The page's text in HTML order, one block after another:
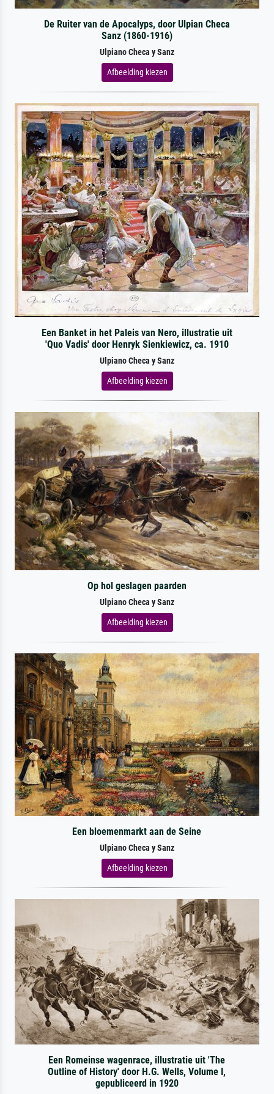
De Ruiter van de Apocalyps, door Ulpian Checa
Sanz (1860-1916)
Ulpiano Checa y Sanz
Afbeelding kiezen
Een Banket in het Paleis van Nero, illustratie uit
'Quo Vadis' door Henryk Sienkiewicz, ca. 1910
Ulpiano Checa y Sanz
Afbeelding kiezen
Op hol geslagen paarden
Ulpiano Checa y Sanz
Afbeelding kiezen
Een bloemenmarkt aan de Seine
Ulpiano Checa y Sanz
Afbeelding kiezen
Een Romeinse wagenrace, illustratie uit 'The
Outline of History' door H.G. Wells, Volume I,
gepubliceerd in 1920